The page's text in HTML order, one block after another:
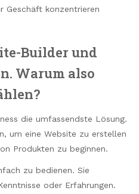
Geschäft konzentrieren
Builder und
Warum also
die umfassendste Lösung.
um eine Website zu erstellen
Produkten zu beginnen.
zu bedienen. Sie
oder Erfahrungen.